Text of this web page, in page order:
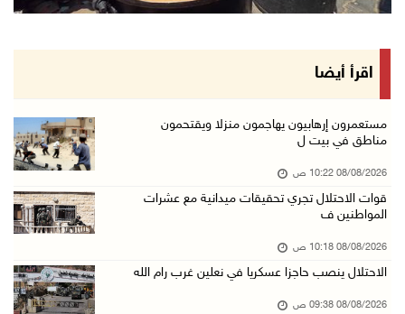
قوات الاحتلال تقتحم بيت فجار جنوب بيت لحم
أسعار الغذاء العالمية عند أعلى مستوى منذ 3 سن ...
قوات الاحتلال تقتحم بيت لحم
قوات الاحتلال تعتقل طفلا من قرية عنزا جنوب جن ...
07/آب/2026 10:17 م
اقرأ أيضا
مستعمرون إرهابيون يهاجمون منزلا ويقتحمون
مناطق في بيت ل
08/08/2026 10:22 ص
قوات الاحتلال تجري تحقيقات ميدانية مع عشرات
المواطنين ف
08/08/2026 10:18 ص
الاحتلال ينصب حاجزا عسكريا في نعلين غرب رام الله
08/08/2026 09:38 ص